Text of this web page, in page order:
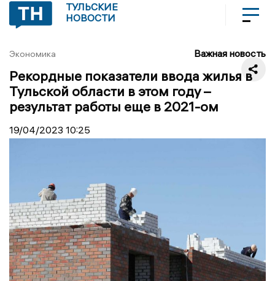
ТУЛЬСКИЕ
НОВОСТИ
Экономика Важная новость
Рекордные показатели ввода жилья в
Тульской области в этом году –
результат работы еще в 2021-ом
19/04/2023 10:25